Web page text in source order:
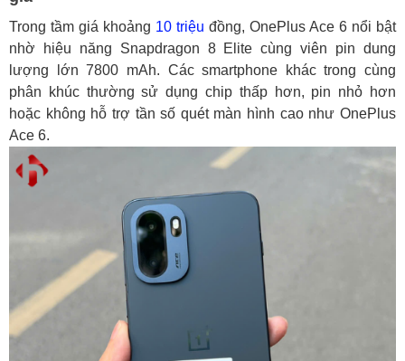
Trong tầm giá khoảng 10 triệu đồng, OnePlus Ace 6 nổi bật
nhờ hiệu năng Snapdragon 8 Elite cùng viên pin dung
lượng lớn 7800 mAh. Các smartphone khác trong cùng
phân khúc thường sử dụng chip thấp hơn, pin nhỏ hơn
hoặc không hỗ trợ tần số quét màn hình cao như OnePlus
Ace 6.